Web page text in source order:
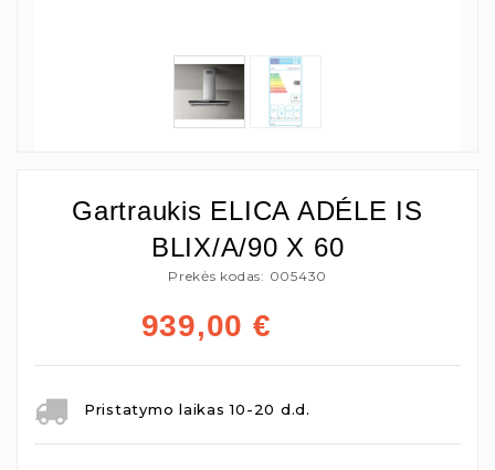
Gartraukis ELICA ADÉLE IS
BLIX/A/90 X 60
Prekės kodas: 005430
939,00 €
Pristatymo laikas 10-20 d.d.